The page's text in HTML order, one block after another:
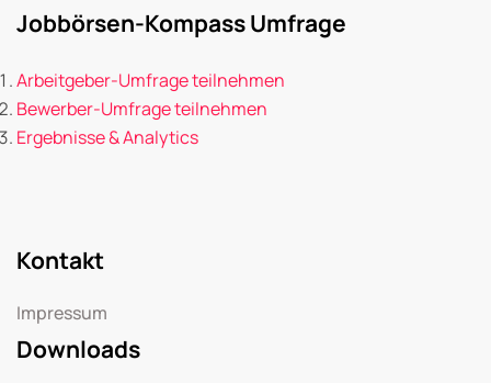
Jobbörsen-Kompass Umfrage
Arbeitgeber-Umfrage teilnehmen
Bewerber-Umfrage teilnehmen
Ergebnisse & Analytics
Kontakt
Impressum
Downloads